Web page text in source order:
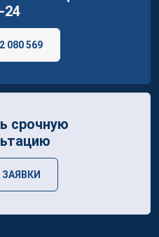
24
080 569
срочную